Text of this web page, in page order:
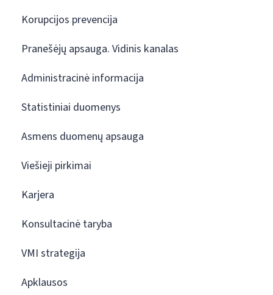
Korupcijos prevencija
Pranešėjų apsauga. Vidinis kanalas
Administracinė informacija
Statistiniai duomenys
Asmens duomenų apsauga
Viešieji pirkimai
Karjera
Konsultacinė taryba
VMI strategija
Apklausos